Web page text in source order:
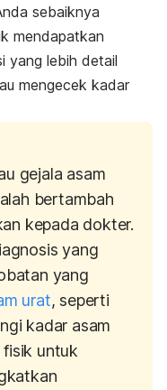
sebaiknya
mendapatkan
yang lebih detail
mengecek kadar
gejala asam
bertambah
kepada dokter.
yang
yang
urat, seperti
kadar asam
untuk